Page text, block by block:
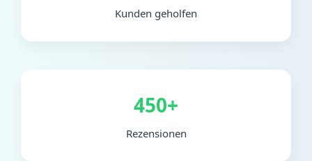
Kunden geholfen
450+
Rezensionen